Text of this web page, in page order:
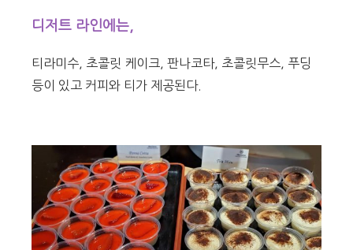
디저트 라인에는,
티라미수, 초콜릿 케이크, 판나코타, 초콜릿무스, 푸딩
등이 있고 커피와 티가 제공된다.